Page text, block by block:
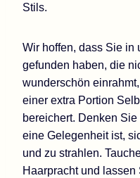
Stils.
Wir hoffen, dass Sie in
gefunden haben, die
wunderschön
einer extra Portion
bereichert. Denken
eine Gelegenheit ist,
und zu strahlen.
Haarpracht und